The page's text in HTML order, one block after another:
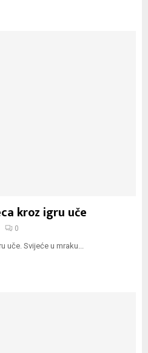
kroz igru uče
0
uče. Svijeće u mraku...